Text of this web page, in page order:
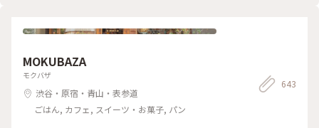
MOKUBAZA
モクバザ
渋谷・原宿・青山・表参道
ごはん, カフェ, スイーツ・お菓子, パン
643